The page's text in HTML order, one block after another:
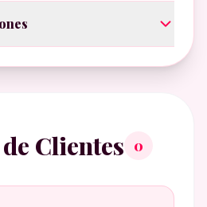
Clientes 0